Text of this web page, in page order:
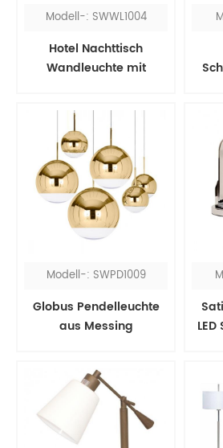
Modell-: SWWL1004
Hotel Nachttisch
Wandleuchte mit
Modell-: SWPD1009
Globus Pendelleuchte
aus Messing